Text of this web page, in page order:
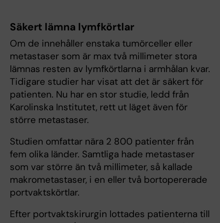
Säkert lämna lymfkörtlar
Om de innehåller enstaka tumörceller eller
metastaser som är max två millimeter stora
lämnas resten av lymfkörtlarna i armhålan kvar.
Tidigare studier har visat att det är säkert för
patienten. Nu har en stor studie, ledd från
Karolinska Institutet, rett ut läget även för
större metastaser.
Studien omfattar nära 2 800 patienter från
fem olika länder. Samtliga hade metastaser
som var större än två millimeter, så kallade
makrometastaser, i en eller två bortopererade
portvaktskörtlar.
Efter portvaktskirurgin lottades patienterna till